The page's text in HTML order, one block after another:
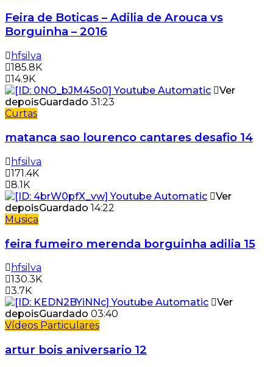
Feira de Boticas – Adilia de Arouca vs
Borguinha – 2016
hfsilva
185.8K
14.9K
Ver
depoisGuardado 31:23
Curtas
matanca sao lourenco cantares desafio 14
hfsilva
171.4K
8.1K
Ver
depoisGuardado 14:22
Musica
feira fumeiro merenda borguinha adilia 15
hfsilva
130.3K
3.7K
Ver
depoisGuardado 03:40
Vídeos Particulares
artur bois aniversario 12